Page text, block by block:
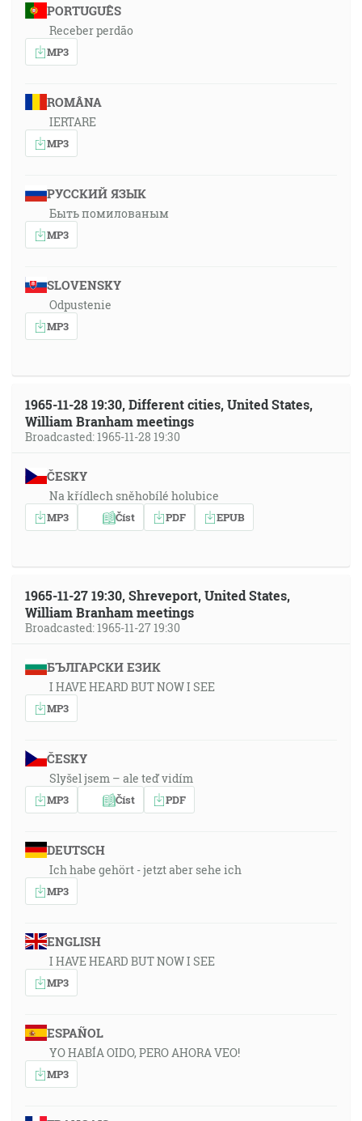
PORTUGUÊS
Receber perdão
MP3
ROMÂNA
IERTARE
MP3
РУССКИЙ ЯЗЫК
Быть помилованым
MP3
SLOVENSKY
Odpustenie
MP3
1965-11-28 19:30, Different cities, United States,
William Branham meetings
Broadcasted: 1965-11-28 19:30
ČESKY
Na křídlech sněhobílé holubice
MP3 Číst PDF EPUB
1965-11-27 19:30, Shreveport, United States,
William Branham meetings
Broadcasted: 1965-11-27 19:30
БЪЛГАРСКИ ЕЗИК
I HAVE HEARD BUT NOW I SEE
MP3
ČESKY
Slyšel jsem – ale teď vidím
MP3 Číst PDF
DEUTSCH
Ich habe gehört - jetzt aber sehe ich
MP3
ENGLISH
I HAVE HEARD BUT NOW I SEE
MP3
ESPAÑOL
YO HABÍA OIDO, PERO AHORA VEO!
MP3